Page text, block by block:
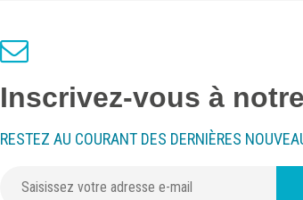
Inscrivez-vous à
RESTEZ AU COURANT DES DERNIÈRES